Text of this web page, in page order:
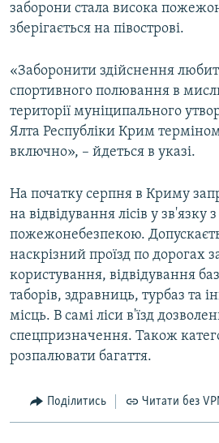
заборони стала висока
зберігається на півострові.
«Заборонити здійснення
спортивного полювання в
території муніципального
Ялта Республіки Крим
включно», – йдеться в указі.
На початку серпня в Криму
на відвідування лісів у зв'язку
пожежонебезпекою.
наскрізний проїзд по дорогах
користування, відвідування
таборів, здравниць, турбаз та
місць. В самі ліси в'їзд
спецпризначення. Також
розпалювати багаття.
Поділитись Читати без